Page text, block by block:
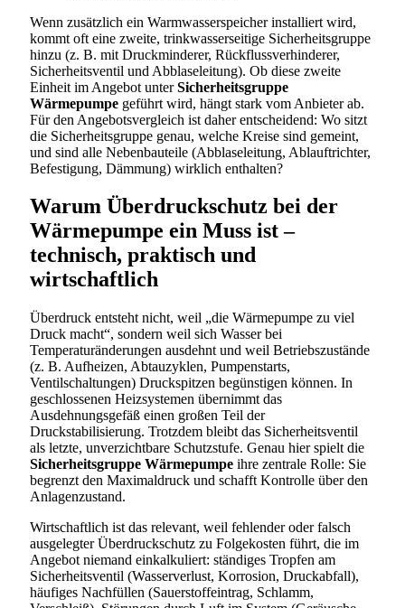
Wenn zusätzlich ein Warmwasserspeicher installiert wird,
kommt oft eine zweite, trinkwasserseitige Sicherheitsgruppe
hinzu (z. B. mit Druckminderer, Rückflussverhinderer,
Sicherheitsventil und Abblaseleitung). Ob diese zweite
Einheit im Angebot unterSicherheitsgruppe
Wärmepumpe geführt wird, hängt stark vom Anbieter ab.
Für den Angebotsvergleich ist daher entscheidend: Wo sitzt
die Sicherheitsgruppe genau, welche Kreise sind gemeint,
und sind alle Nebenbauteile (Abblaseleitung, Ablauftrichter,
Befestigung, Dämmung) wirklich enthalten?
Warum Überdruckschutz bei der
Wärmepumpe ein Muss ist –
technisch, praktisch und
wirtschaftlich
Überdruck entsteht nicht, weil „die Wärmepumpe zu viel
Druck macht“, sondern weil sich Wasser bei
Temperaturänderungen ausdehnt und weil Betriebszustände
(z. B. Aufheizen, Abtauzyklen, Pumpenstarts,
Ventilschaltungen) Druckspitzen begünstigen können. In
geschlossenen Heizsystemen übernimmt das
Ausdehnungsgefäß einen großen Teil der
Druckstabilisierung. Trotzdem bleibt das Sicherheitsventil
als letzte, unverzichtbare Schutzstufe. Genau hier spielt die
Sicherheitsgruppe Wärmepumpe ihre zentrale Rolle: Sie
begrenzt den Maximaldruck und schafft Kontrolle über den
Anlagenzustand.
Wirtschaftlich ist das relevant, weil fehlender oder falsch
ausgelegter Überdruckschutz zu Folgekosten führt, die im
Angebot niemand einkalkuliert: ständiges Tropfen am
Sicherheitsventil (Wasserverlust, Korrosion, Druckabfall),
häufiges Nachfüllen (Sauerstoffeintrag, Schlamm,